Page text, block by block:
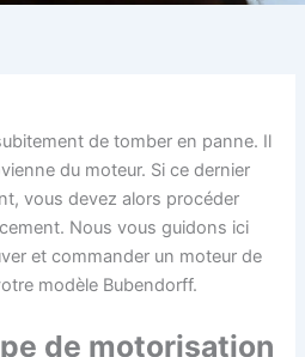
de tomber en panne. Il
du moteur. Si ce dernier
vous devez alors procéder
Nous vous guidons ici
et commander un moteur de
modèle Bubendorff.
de motorisation